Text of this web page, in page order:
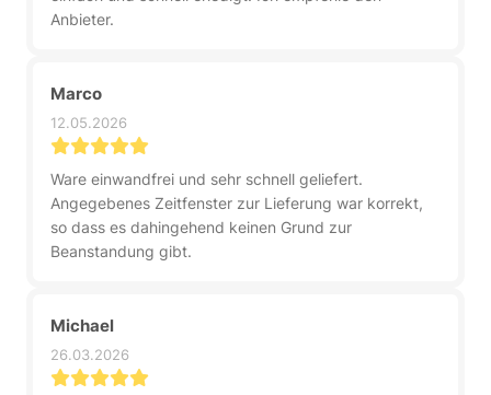
Anbieter.
Marco
12.05.2026
Ware einwandfrei und sehr schnell geliefert.
Angegebenes Zeitfenster zur Lieferung war korrekt,
so dass es dahingehend keinen Grund zur
Beanstandung gibt.
Michael
26.03.2026